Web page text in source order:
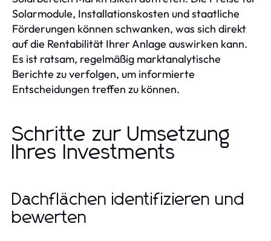
Solarmodule, Installationskosten und staatliche
Förderungen können schwanken, was sich direkt
auf die Rentabilität Ihrer Anlage auswirken kann.
Es ist ratsam, regelmäßig marktanalytische
Berichte zu verfolgen, um informierte
Entscheidungen treffen zu können.
Schritte zur Umsetzung
Ihres Investments
Dachflächen identifizieren und
bewerten